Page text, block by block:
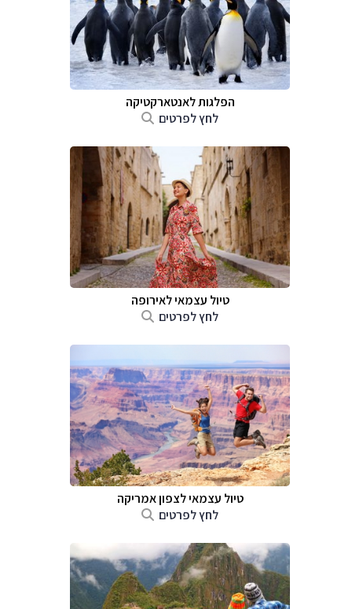
הפלגות לאנטארקטיקה
לחץ לפרטים
טיול עצמאי לאירופה
לחץ לפרטים
טיול עצמאי לצפון אמריקה
לחץ לפרטים